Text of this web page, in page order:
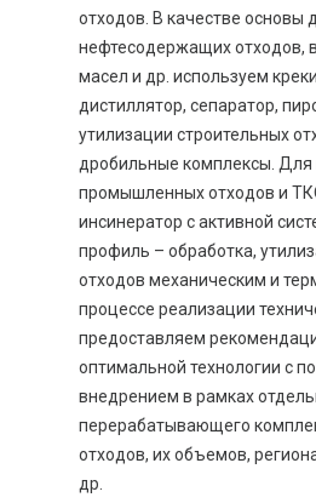
отходов. В качестве основы
нефтесодержащих отходов,
масел и др. используем
дистиллятор, сепаратор,
утилизации строительных
дробильные комплексы. Для
промышленных отходов и
инсинератор с активной
профиль – обработка,
отходов механическим и
процессе реализации
предоставляем
оптимальной технологии с
внедрением в рамках
перерабатывающего
отходов, их объемов,
др.